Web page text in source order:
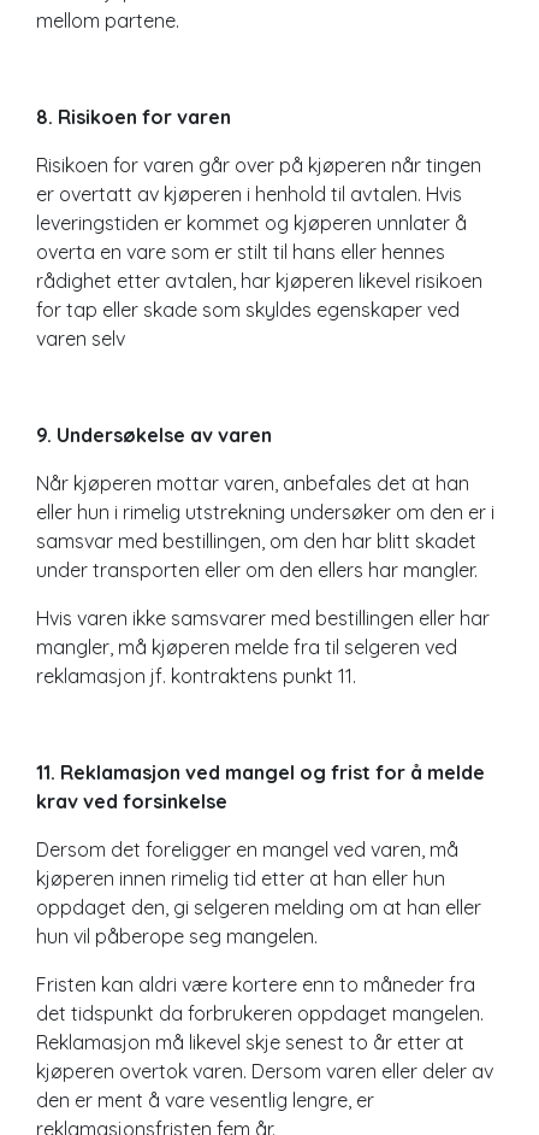
mellom partene.
8. Risikoen for varen
Risikoen for varen går over på kjøperen når tingen
er overtatt av kjøperen i henhold til avtalen. Hvis
leveringstiden er kommet og kjøperen unnlater å
overta en vare som er stilt til hans eller hennes
rådighet etter avtalen, har kjøperen likevel risikoen
for tap eller skade som skyldes egenskaper ved
varen selv
9. Undersøkelse av varen
Når kjøperen mottar varen, anbefales det at han
eller hun i rimelig utstrekning undersøker om den er i
samsvar med bestillingen, om den har blitt skadet
under transporten eller om den ellers har mangler.
Hvis varen ikke samsvarer med bestillingen eller har
mangler, må kjøperen melde fra til selgeren ved
reklamasjon jf. kontraktens punkt 11.
11. Reklamasjon ved mangel og frist for å melde
krav ved forsinkelse
Dersom det foreligger en mangel ved varen, må
kjøperen innen rimelig tid etter at han eller hun
oppdaget den, gi selgeren melding om at han eller
hun vil påberope seg mangelen.
Fristen kan aldri være kortere enn to måneder fra
det tidspunkt da forbrukeren oppdaget mangelen.
Reklamasjon må likevel skje senest to år etter at
kjøperen overtok varen. Dersom varen eller deler av
den er ment å vare vesentlig lengre, er
reklamasjonsfristen fem år.